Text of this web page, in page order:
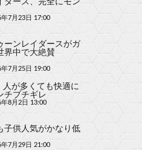
年7月23日 17:00
ーンレイダースがガ
界中で大絶賛
年7月25日 19:00
が多くても快適に
チブチギレ
年8月2日 13:00
子供人気がかなり低
年7月29日 21:00